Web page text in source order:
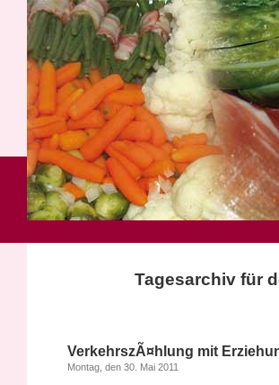
Tagesarchiv für
VerkehrszÃ¤hlung mit
Montag, den 30. Mai 2011